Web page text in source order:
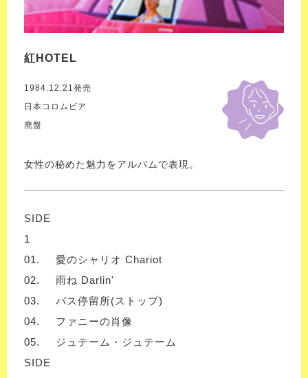
紅HOTEL
1984.12.21発売
日本コロムビア
廃盤
女性の秘めた魅力をアルバムで表現。
SIDE
1
01.
愛のシャリオ Chariot
02.
雨ね Darlin'
03.
バス停留所(ストップ)
04.
ファニーの肖像
05.
ジュテーム・ジュテーム
SIDE